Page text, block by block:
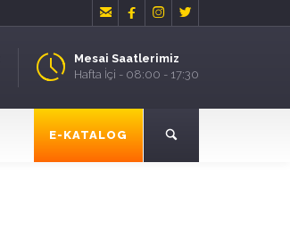
   
Mesai Saatlerimiz
Hafta İçi - 08:00 - 17:30
E-KATALOG